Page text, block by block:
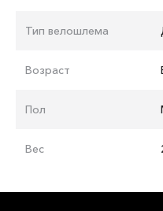
Тип велошлема
Возраст
Пол
Вес